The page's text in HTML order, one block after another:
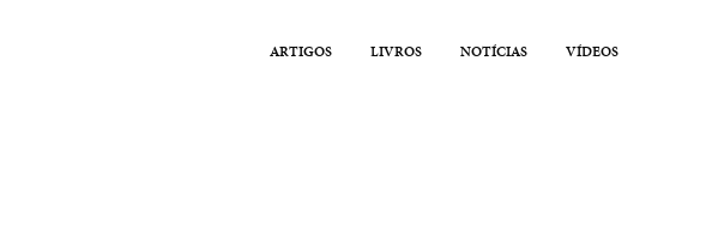
ARTIGOS LIVROS NOTÍCIAS VÍDEOS